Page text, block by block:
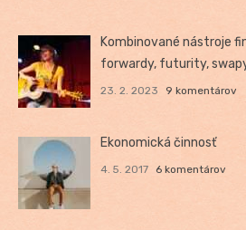
Kombinované nástroje
forwardy, futurity,
23. 2. 2023 9 komentárov
Ekonomická činnosť
4. 5. 2017 6 komentárov